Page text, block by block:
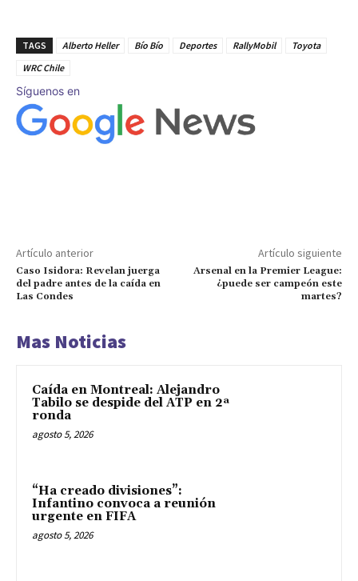
TAGS Alberto Heller Bío Bío Deportes RallyMobil
Toyota
WRC Chile
Síguenos en
Artículo anterior
Caso Isidora: Revelan juerga
del padre antes de la caída en
Las Condes
Artículo siguiente
Arsenal en la Premier League:
¿puede ser campeón este
martes?
Mas Noticias
Caída en Montreal: Alejandro
Tabilo se despide del ATP en 2ª
ronda
agosto 5, 2026
“Ha creado divisiones”:
Infantino convoca a reunión
urgente en FIFA
agosto 5, 2026